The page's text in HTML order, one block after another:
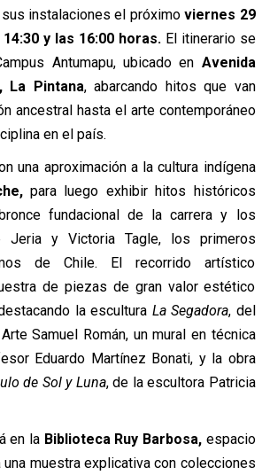
instalaciones el próximoviernes 29
y las 16:00 horas. El itinerario se
Antumapu, ubicado en Avenida
La Pintana, abarcando hitos que van
ancestral hasta el arte contemporáneo
en el país.
una aproximación a la cultura indígena
para luego exhibir hitos históricos
fundacional de la carrera y los
Jeria y Victoria Tagle, los primeros
de Chile. El recorrido artístico
de piezas de gran valor estético
la escultura La Segadora, del
Samuel Román, un mural en técnica
Eduardo Martínez Bonati, y la obra
de Sol y Luna, de la escultora Patricia
en la Biblioteca Ruy Barbosa,espacio
muestra explicativa con colecciones